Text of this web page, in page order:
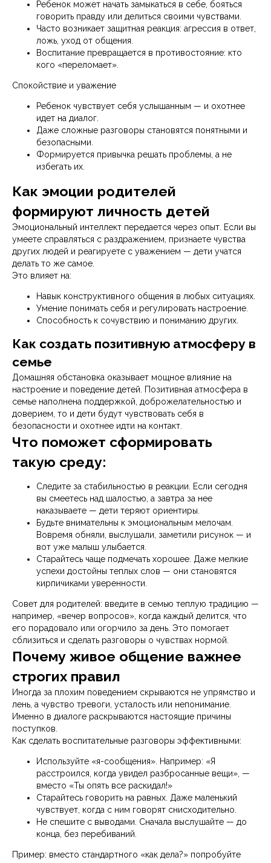
Ребенок может начать замыкаться в себе, бояться
говорить правду или делиться своими чувствами.
Часто возникает защитная реакция: агрессия в ответ,
ложь, уход от общения.
Воспитание превращается в противостояние: кто
кого «переломает».
Спокойствие и уважение
Ребенок чувствует себя услышанным — и охотнее
идет на диалог.
Даже сложные разговоры становятся понятными и
безопасными.
Формируется привычка решать проблемы, а не
избегать их.
Как эмоции родителей
формируют личность детей
Эмоциональный интеллект передается через опыт. Если вы
умеете справляться с раздражением, признаете чувства
других людей и реагируете с уважением — дети учатся
делать то же самое.
Это влияет на:
Навык конструктивного общения в любых ситуациях.
Умение понимать себя и регулировать настроение.
Способность к сочувствию и пониманию других.
Как создать позитивную атмосферу в
семье
Домашняя обстановка оказывает мощное влияние на
настроение и поведение детей. Позитивная атмосфера в
семье наполнена поддержкой, доброжелательностью и
доверием, то и дети будут чувствовать себя в
безопасности и охотнее идти на контакт.
Что поможет сформировать
такую среду:
Следите за стабильностью в реакции. Если сегодня
вы смеетесь над шалостью, а завтра за нее
наказываете — дети теряют ориентиры.
Будьте внимательны к эмоциональным мелочам.
Вовремя обняли, выслушали, заметили рисунок — и
вот уже малыш улыбается.
Старайтесь чаще подмечать хорошее. Даже мелкие
успехи достойны теплых слов — они становятся
кирпичиками уверенности.
Совет для родителей: введите в семью теплую традицию —
например, «вечер вопросов», когда каждый делится, что
его порадовало или огорчило за день. Это помогает
сблизиться и сделать разговоры о чувствах нормой.
Почему живое общение важнее
строгих правил
Иногда за плохим поведением скрываются не упрямство и
лень, а чувство тревоги, усталость или непонимание.
Именно в диалоге раскрываются настоящие причины
поступков.
Как сделать воспитательные разговоры эффективными:
Используйте «я-сообщения». Например: «Я
расстроился, когда увидел разбросанные вещи», —
вместо «Ты опять все раскидал!»
Старайтесь говорить на равных. Даже маленький
чувствует, когда с ним говорят снисходительно.
Не спешите с выводами. Сначала выслушайте — до
конца, без перебиваний.
Пример: вместо стандартного «как дела?» попробуйте